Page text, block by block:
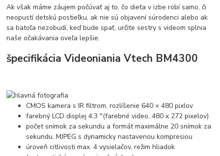
L.O.L. Surprise zvieratká
L.O.L. Surprise hračky
L.O.L. Surprise domčeky
L.O.L. Surprise postavičky
L.O.L. Surprise zberateľské figúrky
L.O.L. OMG L.O.L. OMG Bábiky
Ak však máme záujem počúvať aj to, čo dieťa v izbe robí samo, či
neopustí detskú postieľku, ak nie sú objavení súrodenci alebo ak
sa batoľa nezobudí, keď bude spať, určite sestry s videom splnia
naše očakávania oveľa lepšie.
špecifikácia Videoniania Vtech BM4300
CMOS kamera s IR filtrom, rozlíšenie 640 × 480 pixlov
farebný LCD displej 4,3 "(farebné video, 480 x 272 pixelov)
počet snímok za sekundu a formát maximálne 20 snímok za
sekundu, MJPEG s dynamicky nastavenou kompresiou
úroveň citlivosti max. 4 vysielačov, režim hliadok